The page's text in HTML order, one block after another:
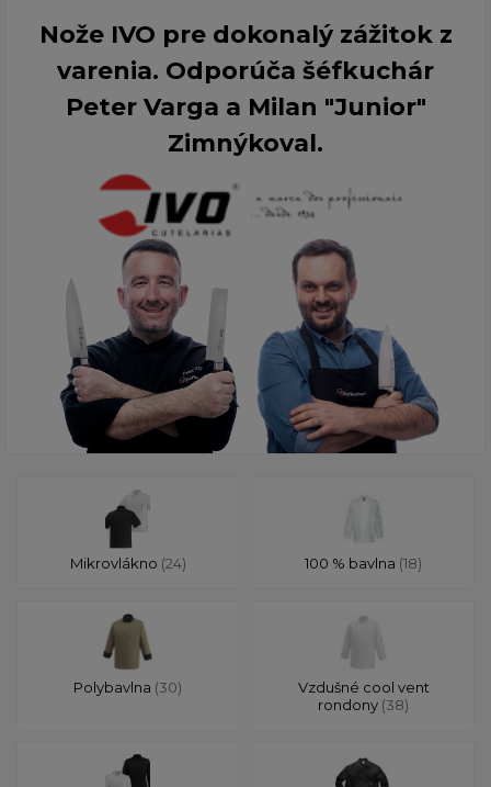
Nože IVO pre dokonalý zážitok z
varenia. Odporúča šéfkuchár
Peter Varga a Milan "Junior"
Zimnýkoval.
Mikrovlákno (24) 100 % bavlna (18)
Polybavlna (30)
Vzdušné cool vent
rondony (38)